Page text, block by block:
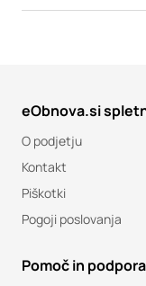
eObnova.si
O podjetju
Kontakt
Piškotki
Pogoji poslovanja
Pomoč in podpora